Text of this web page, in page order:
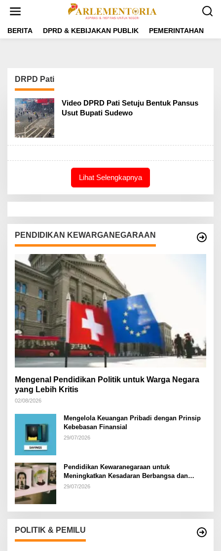
t
BERITA DPRD & KEBIJAKAN PUBLIK PEMERINTAHAN
DRPD Pati
Video DPRD Pati Setuju Bentuk Pansus
Usut Bupati Sudewo
Lihat Selengkapnya
PENDIDIKAN KEWARGANEGARAAN
Mengenal Pendidikan Politik untuk Warga Negara
yang Lebih Kritis
02/08/2026
Mengelola Keuangan Pribadi dengan Prinsip
Kebebasan Finansial
29/07/2026
Pendidikan Kewaranegaraan untuk
Meningkatkan Kesadaran Berbangsa dan
Bernegara di…
29/07/2026
POLITIK & PEMILU